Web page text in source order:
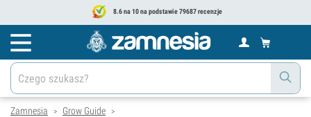
8.6 na 10 na podstawie 79687 recenzje
Zamnesia > Grow Guide >